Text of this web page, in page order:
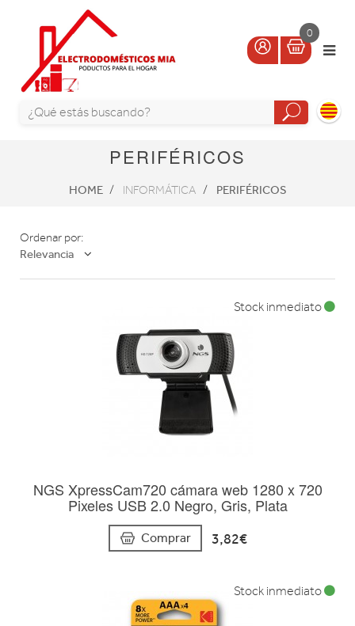
0
PERIFÉRICOS
HOME INFORMÁTICA PERIFÉRICOS
Ordenar por:
Relevancia
NGS XpressCam720 cámara web 1280 x 720
Pixeles USB 2.0 Negro, Gris, Plata
Comprar 3,82€
Stock inmediato
Stock inmediato